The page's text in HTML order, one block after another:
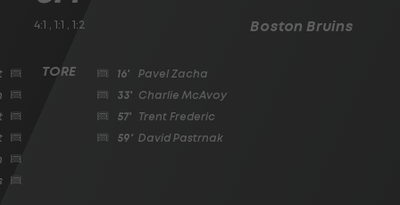
Boston Bruins
4:1 , 1:1 , 1:2
16'
Pavel Zacha
33' Charlie McAvoy
57'
Trent Frederic
59' David Pastrnak